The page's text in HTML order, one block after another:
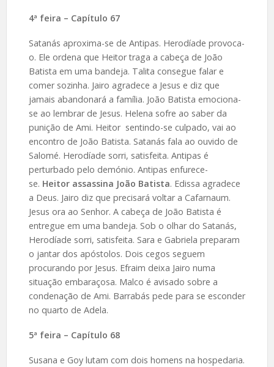
4ª feira – Capítulo 67
Satanás aproxima-se de Antipas. Herodíade provoca-
o. Ele ordena que Heitor traga a cabeça de João
Batista em uma bandeja. Talita consegue falar e
comer sozinha. Jairo agradece a Jesus e diz que
jamais abandonará a família. João Batista emociona-
se ao lembrar de Jesus. Helena sofre ao saber da
punição de Ami. Heitor sentindo-se culpado, vai ao
encontro de João Batista. Satanás fala ao ouvido de
Salomé. Herodíade sorri, satisfeita. Antipas é
perturbado pelo demónio. Antipas enfurece-
se. Heitor assassina João Batista. Edissa agradece
a Deus. Jairo diz que precisará voltar a Cafarnaum.
Jesus ora ao Senhor. A cabeça de João Batista é
entregue em uma bandeja. Sob o olhar do Satanás,
Herodíade sorri, satisfeita. Sara e Gabriela preparam
o jantar dos apóstolos. Dois cegos seguem
procurando por Jesus. Efraim deixa Jairo numa
situação embaraçosa. Malco é avisado sobre a
condenação de Ami. Barrabás pede para se esconder
no quarto de Adela.
5ª feira – Capítulo 68
Susana e Goy lutam com dois homens na hospedaria.